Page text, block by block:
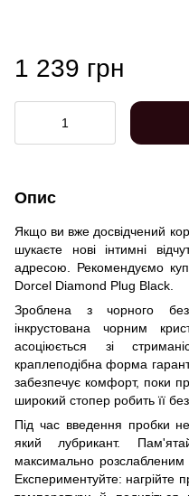
1 239 грн
Опис
Якщо ви вже досвідчений
шукаєте нові інтимні
адресою. Рекомендуємо
Dorcel Diamond Plug Black.
Зроблена з чорного
інкрустована чорним
асоціюється зі
краплеподібна форма
забезпечує комфорт, поки
широкий стопер робить її
Під час введення пробки
який лубрикант.
максимально розслабленим
Експериментуйте: нагрійте